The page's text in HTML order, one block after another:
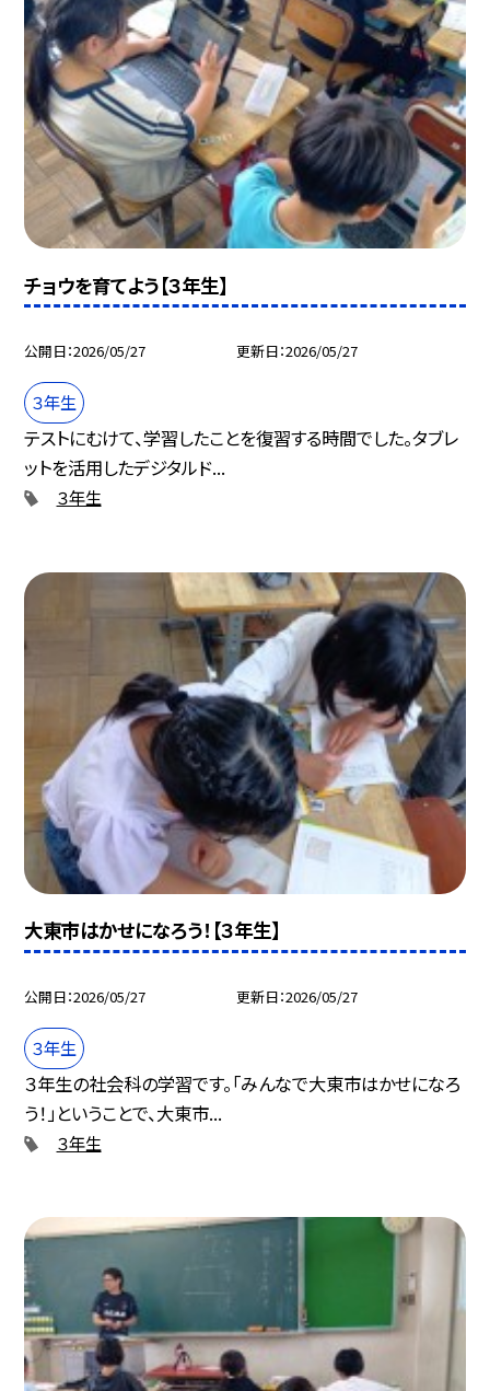
チョウを育てよう【３年生】
公開日 2026/05/27 更新日 2026/05/27
３年生
テストにむけて、学習したことを復習する時間でした。タブレ
ットを活用したデジタルド...
３年生
大東市はかせになろう！【３年生】
公開日 2026/05/27 更新日 2026/05/27
３年生
３年生の社会科の学習です。「みんなで大東市はかせになろ
う！」ということで、大東市...
３年生